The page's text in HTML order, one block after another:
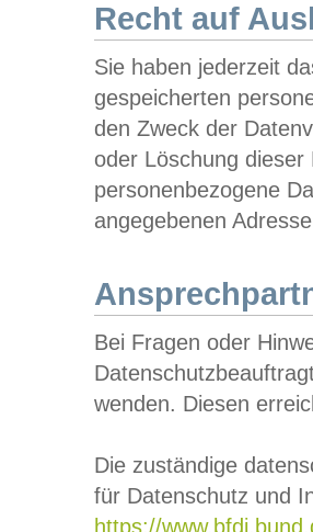
Recht auf
Sie haben jederzeit
gespeicherten
den Zweck der
oder Löschung
personenbezogene
angegebenen
Bei Fragen oder
wenden. Diesen
Die zuständige
für Datenschutz und
https://